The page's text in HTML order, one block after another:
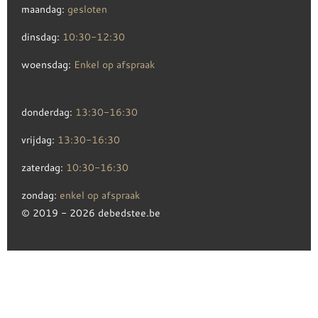
maandag: gesloten
dinsdag: 10:30-12:30
woensdag: Enkel op afspraak
donderdag: 13:30-16:30
vrijdag: 13:30-16:30
zaterdag: 10:30-16:30
zondag: enkel op afspraak
© 2019 - 2026 debedstee.be